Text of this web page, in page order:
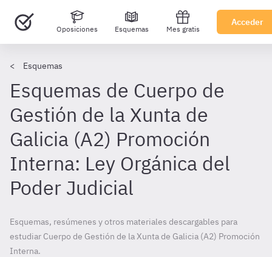
Oposiciones Esquemas Mes gratis
Acceder
Esquemas
Esquemas de Cuerpo de
Gestión de la Xunta de
Galicia (A2) Promoción
Interna: Ley Orgánica del
Poder Judicial
Esquemas, resúmenes y otros materiales descargables para
estudiar Cuerpo de Gestión de la Xunta de Galicia (A2) Promoción
Interna.